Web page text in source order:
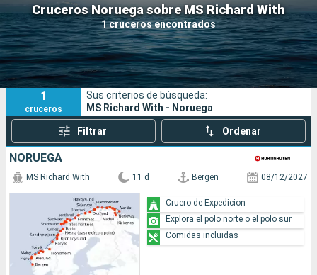
Cruceros Noruega sobre MS Richard With
1 cruceros encontrados
Nuestros destinos
Fecha de salida
Puertos Compañías
Buscar
1
cruceros
Sus criterios de búsqueda:
MS Richard With - Noruega
Filtrar Ordenar
NORUEGA
MS Richard With 11 d Bergen 08/12/2027
Cruero de Expedicion
Explora el polo norte o el polo sur
Comidas incluidas